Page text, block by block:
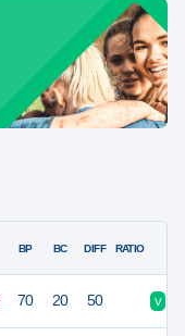
BP BC DIFF RATIO
70 20 50 V